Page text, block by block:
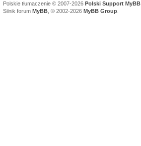
Polskie tłumaczenie © 2007-2026 Polski Support MyBB
Silnik forum MyBB , © 2002-2026 MyBB Group